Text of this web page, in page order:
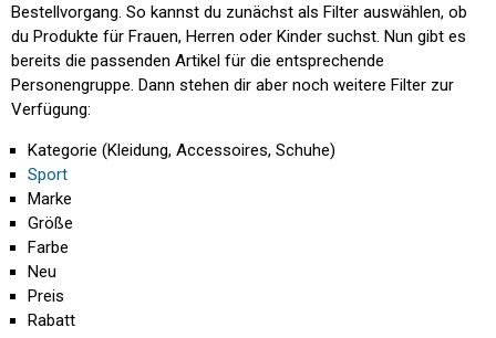
Bestellvorgang. So kannst du zunächst als Filter auswählen, ob
du Produkte für Frauen, Herren oder Kinder suchst. Nun gibt es
bereits die passenden Artikel für die entsprechende
Personengruppe. Dann stehen dir aber noch weitere Filter zur
Verfügung:
Kategorie (Kleidung, Accessoires, Schuhe)
Sport
Marke
Größe
Farbe
Neu
Preis
Rabatt